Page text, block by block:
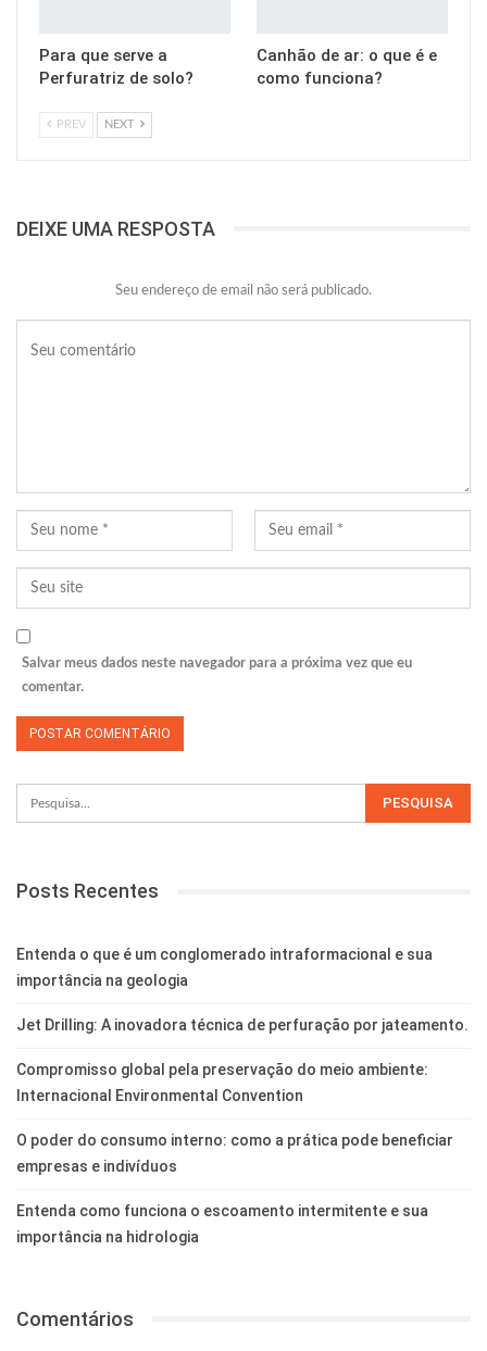
Para que serve a
Perfuratriz de solo?
Canhão de ar: o que é e
como funciona?
PREV NEXT
DEIXE UMA RESPOSTA
Seu endereço de email não será publicado.
Salvar meus dados neste navegador para a próxima vez que eu
comentar.
Posts Recentes
Entenda o que é um conglomerado intraformacional e sua
importância na geologia
Jet Drilling: A inovadora técnica de perfuração por jateamento.
Compromisso global pela preservação do meio ambiente:
Internacional Environmental Convention
O poder do consumo interno: como a prática pode beneficiar
empresas e indivíduos
Entenda como funciona o escoamento intermitente e sua
importância na hidrologia
Comentários